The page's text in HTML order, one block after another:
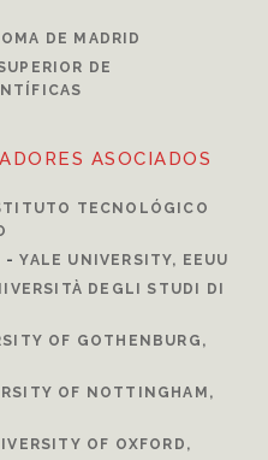
DE MADRID
DE
ASOCIADOS
TECNOLÓGICO
-YALE UNIVERSITY, EEUU
DEGLI STUDI DI
OF GOTHENBURG,
OF NOTTINGHAM,
OF OXFORD,